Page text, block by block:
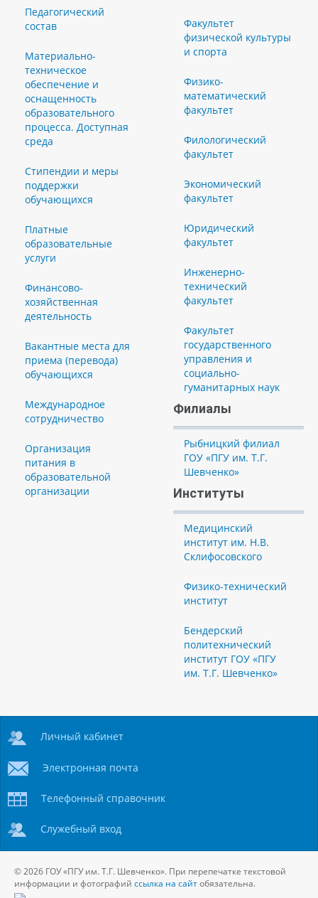
Педагогический
состав
Материально-
техническое
обеспечение и
оснащенность
образовательного
процесса. Доступная
среда
Стипендии и меры
поддержки
обучающихся
Платные
образовательные
услуги
Финансово-
хозяйственная
деятельность
Вакантные места для
приема (перевода)
обучающихся
Международное
сотрудничество
Организация
питания в
образовательной
организации
Факультет
физической культуры
и спорта
Физико-
математический
факультет
Филологический
факультет
Экономический
факультет
Юридический
факультет
Инженерно-
технический
факультет
Факультет
государственного
управления и
социально-
гуманитарных наук
Филиалы
Рыбницкий филиал
ГОУ «ПГУ им. Т.Г.
Шевченко»
Институты
Медицинский
институт им. Н.В.
Склифосовского
Физико-технический
институт
Бендерский
политехнический
институт ГОУ «ПГУ
им. Т.Г. Шевченко»
Личный кабинет
Электронная почта
Телефонный справочник
Служебный вход
© 2026 ГОУ «ПГУ им. Т.Г. Шевченко». При перепечатке текстовой
информации и фотографий ссылка на сайтобязательна.